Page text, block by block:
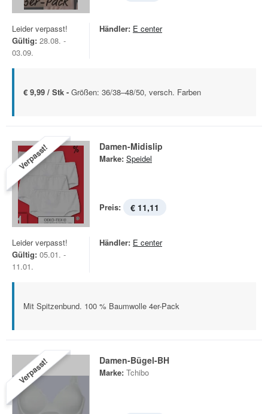
Leider verpasst!
Gültig: 28.08. -
03.09.
Händler: E center
€ 9,99 / Stk - Größen: 36/38–48/50, versch. Farben
Verpasst! Damen-Midislip
Marke: Speidel
Preis: € 11,11
Leider verpasst!
Gültig: 05.01. -
11.01.
Händler: E center
Mit Spitzenbund. 100 % Baumwolle 4er-Pack
Verpasst! Damen-Bügel-BH
Marke: Tchibo